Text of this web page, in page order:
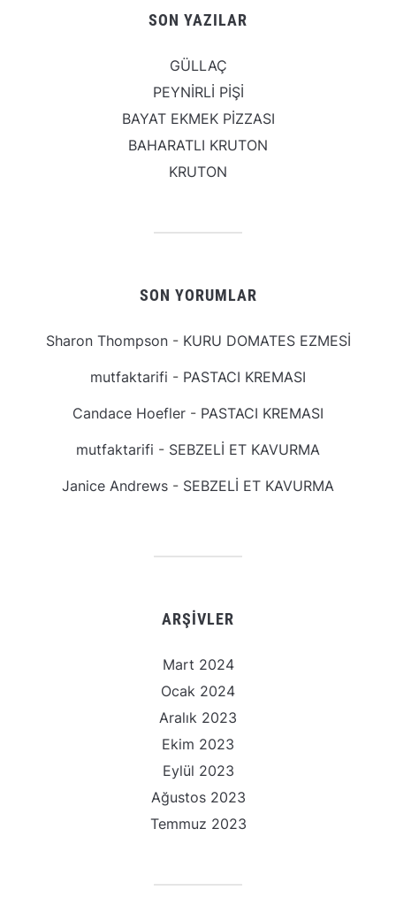
SON YAZILAR
GÜLLAÇ
PEYNİRLİ PİŞİ
BAYAT EKMEK PİZZASI
BAHARATLI KRUTON
KRUTON
SON YORUMLAR
Sharon Thompson- KURU DOMATES EZMESİ
mutfaktarifi - PASTACI KREMASI
Candace Hoefler - PASTACI KREMASI
mutfaktarifi - SEBZELİ ET KAVURMA
Janice Andrews - SEBZELİ ET KAVURMA
ARŞIVLER
Mart 2024
Ocak 2024
Aralık 2023
Ekim 2023
Eylül 2023
Ağustos 2023
Temmuz 2023